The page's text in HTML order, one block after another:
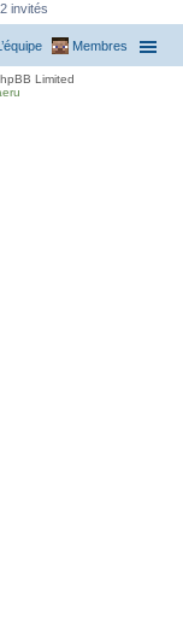
invités
Membres
Limited